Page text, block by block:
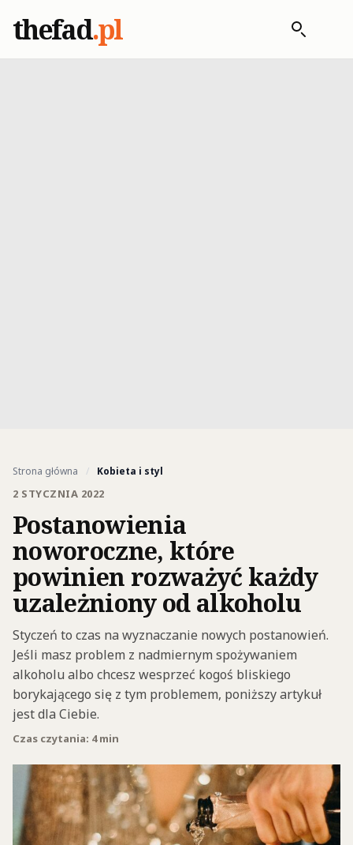
thefad.pl
Strona główna / Kobieta i styl
2 STYCZNIA 2022
Postanowienia
noworoczne, które
powinien rozważyć każdy
uzależniony od alkoholu
Styczeń to czas na wyznaczanie nowych postanowień.
Jeśli masz problem z nadmiernym spożywaniem
alkoholu albo chcesz wesprzeć kogoś bliskiego
borykającego się z tym problemem, poniższy artykuł
jest dla Ciebie.
Czas czytania: 4 min